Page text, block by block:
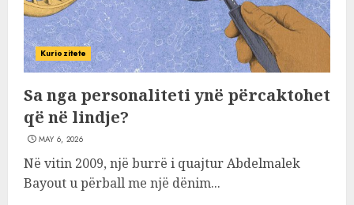
Kuriozitete
Sa nga personaliteti ynë përcaktohet
që në lindje?
MAY 6, 2026
Në vitin 2009, një burrë i quajtur Abdelmalek
Bayout u përball me një dënim...